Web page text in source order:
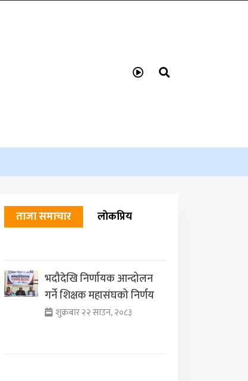
ताजा समाचार लाेकप्रिय
भदौदेखि निर्णायक आन्दोलन
गर्ने शिक्षक महासंघको निर्णय
शुक्रबार २२ साउन, २०८३